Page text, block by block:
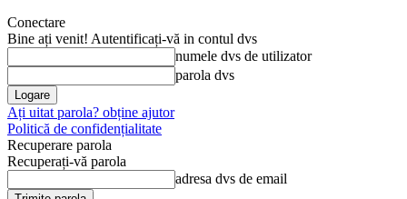
Conectare
Bine ați venit! Autentificați-vă in contul dvs
numele dvs de utilizator
parola dvs
Ați uitat parola? obține ajutor
Politică de confidențialitate
Recuperare parola
Recuperați-vă parola
adresa dvs de email